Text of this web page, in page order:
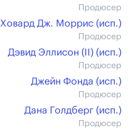
Продюсер
Ховард Дж. Моррис (иcп.)
Продюсер
Дэвид Эллисон (II) (иcп.)
Продюсер
Джейн Фонда (иcп.)
Продюсер
Дана Голдберг (иcп.)
Продюсер